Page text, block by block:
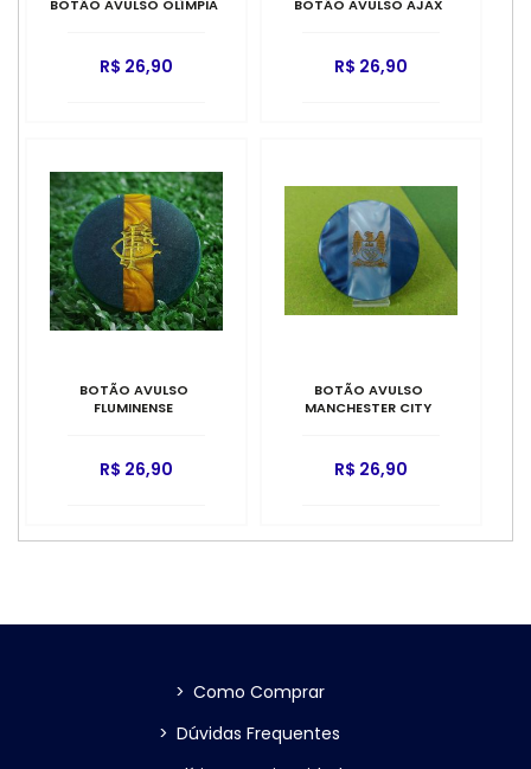
BOTÃO AVULSO OLÍMPIA
R$ 26,90
BOTÃO AVULSO AJAX
R$ 26,90
BOTÃO AVULSO
FLUMINENSE
R$ 26,90
BOTÃO AVULSO
MANCHESTER CITY
R$ 26,90
> Como Comprar
> Dúvidas Frequentes